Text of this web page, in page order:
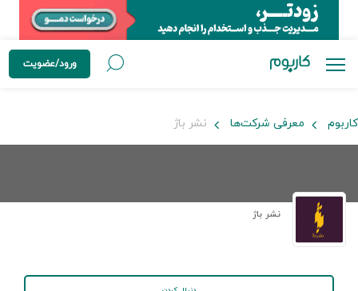
ورود/عضویت
کاربوم معرفی شرکت‌ها نشر باژ
نشر باژ